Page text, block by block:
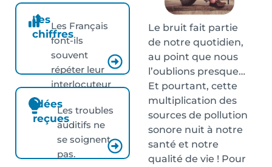
Les
chiffres
Les Français
font-ils
souvent
répéter leur
interlocuteur
?
Idées
reçues
Les troubles
auditifs ne
se soignent
pas.
Le bruit fait partie
de notre quotidien,
au point que nous
l’oublions presque…
Et pourtant, cette
multiplication des
sources de pollution
sonore nuit à notre
santé et notre
qualité de vie ! Pour